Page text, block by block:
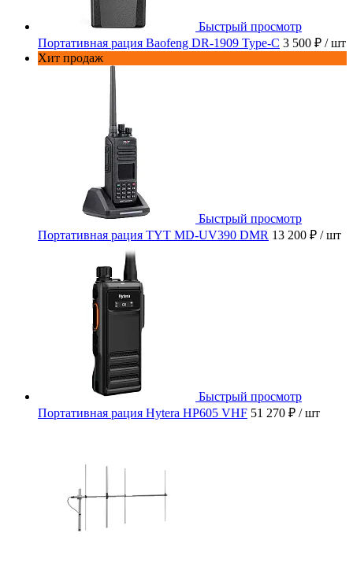
Быстрый просмотр
Портативная рация Baofeng DR-1909 Type-C 3 500 ₽ / шт
Хит продаж
Быстрый просмотр
Портативная рация TYT MD-UV390 DMR 13 200 ₽ / шт
Быстрый просмотр
Портативная рация Hytera HP605 VHF 51 270 ₽ / шт